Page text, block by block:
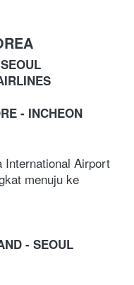
- INCHEON
International Airport
menuju ke
- SEOUL